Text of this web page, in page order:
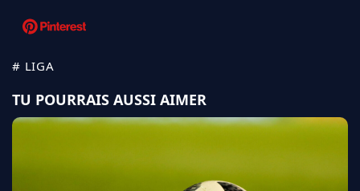
# LIGA
TU POURRAIS AUSSI AIMER